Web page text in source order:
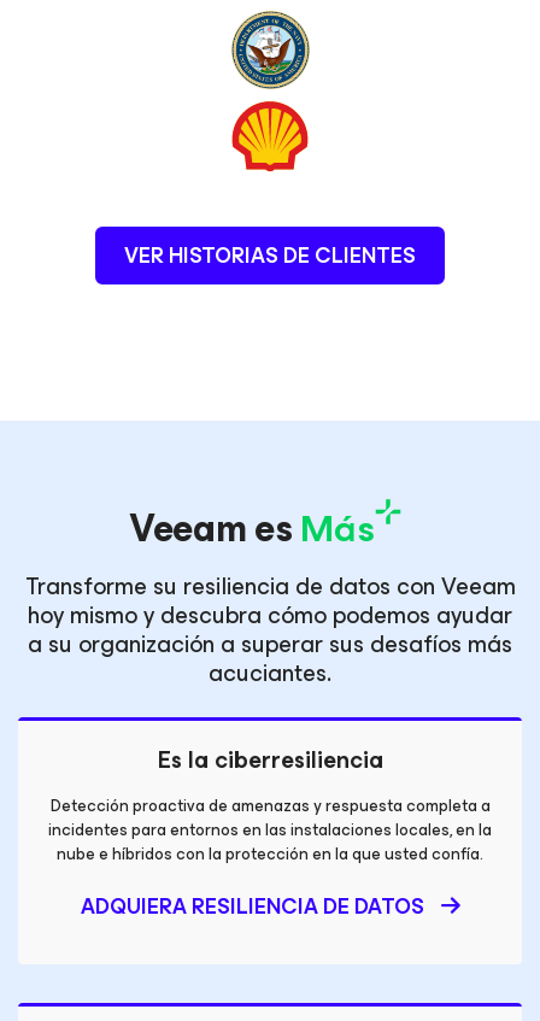
VER HISTORIAS DE CLIENTES
Veeam esMás
Transforme su resiliencia de datos con Veeam
hoy mismo y descubra cómo podemos ayudar
a su organización a superar sus desafíos más
acuciantes.
Es la ciberresiliencia
Detección proactiva de amenazas y respuesta completa a
incidentes para entornos en las instalaciones locales, en la
nube e híbridos con la protección en la que usted confía.
ADQUIERA RESILIENCIA DE DATOS